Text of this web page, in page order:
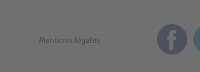
Mentions légales